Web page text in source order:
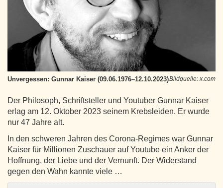
Bildquelle: x.com
Unvergessen: Gunnar Kaiser (09.06.1976–12.10.2023)
Der Philosoph, Schriftsteller und Youtuber Gunnar Kaiser
erlag am 12. Oktober 2023 seinem Krebsleiden. Er wurde
nur 47 Jahre alt.
In den schweren Jahren des Corona-Regimes war Gunnar
Kaiser für Millionen Zuschauer auf Youtube ein Anker der
Hoffnung, der Liebe und der Vernunft. Der Widerstand
gegen den Wahn kannte viele …